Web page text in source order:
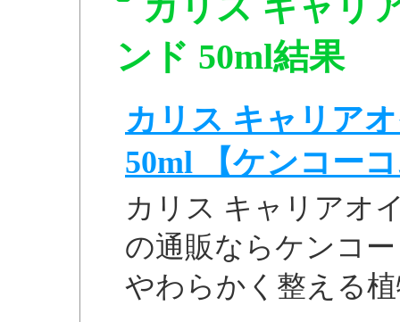
ンド 50ml結果
カリス キャリア
50ml 【ケンコー
カリス キャリアオ
の通販ならケンコ
やわらかく整える